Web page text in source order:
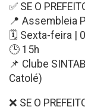
✅ SE O
📍 Assembleia
🗓️ Sexta-feira |
🕒 15h
📌 Clube
Catolé)
❌ SE O